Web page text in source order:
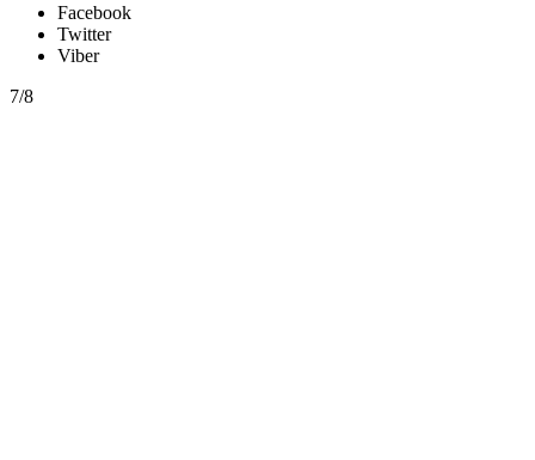
Facebook
Twitter
Viber
7/8